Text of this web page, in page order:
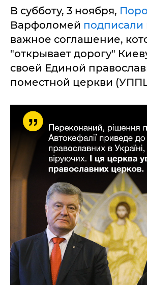
В субботу, 3 ноября,
Варфоломей подписали
важное соглашение,
"открывает дорогу"
своей Единой
поместной церкви